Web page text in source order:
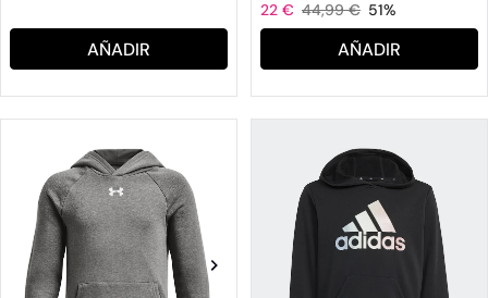
AÑADIR
22 € 44,99 € 51%
AÑADIR